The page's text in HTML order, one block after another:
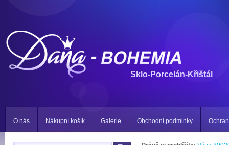
Sklo-Porcelán-Křištál
O nás Nákupní košík Galerie Obchodní podminky